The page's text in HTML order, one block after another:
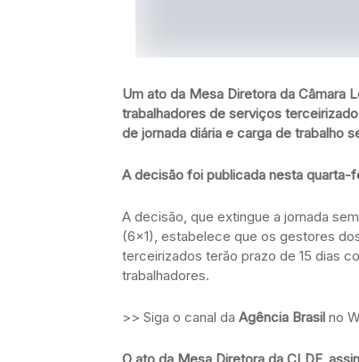
Um ato da Mesa Diretora da Câmara
trabalhadores de serviços
de jornada diária e carga de trabalho
A decisão foi publicada nesta quarta-
A decisão, que extingue a jornada
(6×1), estabelece que os gestores
terceirizados terão prazo de 15 dias
trabalhadores.
>> Siga o canal da Agência Brasil no
O ato da Mesa Diretora da CLDF,